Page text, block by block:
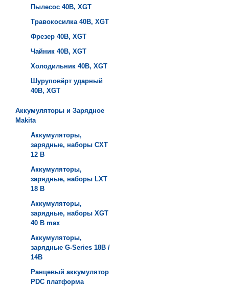
Пылесос 40B, XGT
Травокосилка 40B, XGT
Фрезер 40B, XGT
Чайник 40B, XGT
Холодильник 40B, XGT
Шуруповёрт ударный
40B, XGT
Аккумуляторы и Зарядное
Makita
Аккумуляторы,
зарядные, наборы СXT
12 В
Аккумуляторы,
зарядные, наборы LXT
18 В
Аккумуляторы,
зарядные, наборы XGT
40 В max
Аккумуляторы,
зарядные G-Series 18В /
14В
Ранцевый аккумулятор
PDC платформа